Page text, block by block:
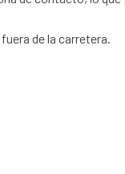
de la carretera.